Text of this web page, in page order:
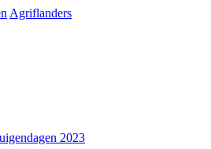
Agriflanders
2023